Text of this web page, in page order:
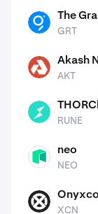
GRT The
GRT
AKT Akash
AKT
RUNE
RUNE
neo
NEO
XCN
XCN